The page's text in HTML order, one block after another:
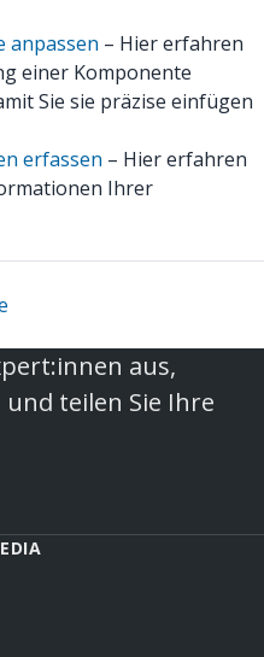
anpassen – Hier erfahren
einer Komponente
Sie sie präzise einfügen
erfassen – Hier erfahren
Ihrer
aus,
teilen Sie Ihre